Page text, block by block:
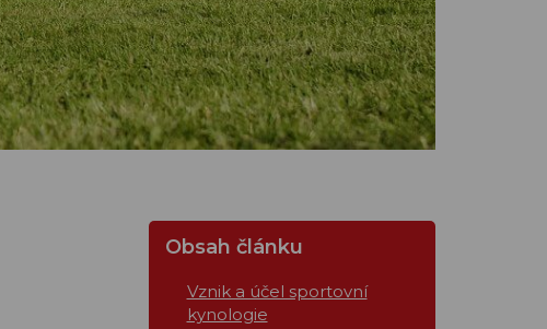
Obsah článku
Vznik a účel sportovní
kynologie